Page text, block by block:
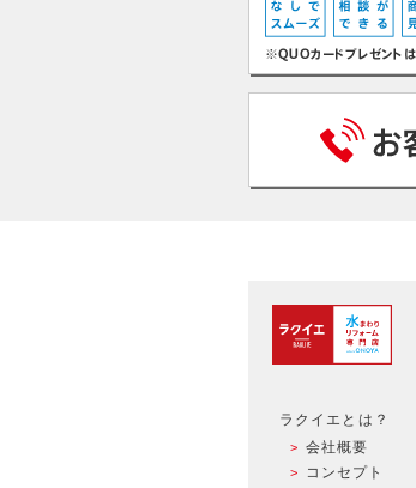
ラクイエとは？
会社概要
コンセプト